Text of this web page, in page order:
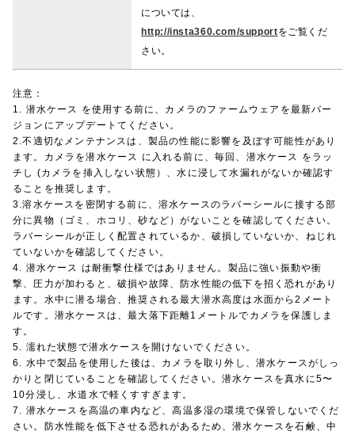
については、
http://insta360.com/supportをご覧くだ
さい。
注意：
1. 潜水ケース を使用する前に、カメラのファームウェアを最新バー
ジョンにアップデートてください。
2.不適切なメンテナンスは、製品の性能に影響を及ぼす可能性があり
ます。カメラを潜水ケース に入れる前に、毎回、潜水ケース をラッ
チし (カメラを挿入しない状態）、水に浸して水漏れがないか確認す
ることを推奨します。
3.溶水ケースを密閉する前に、溶水ケースのラバーシールに接する部
分に異物（ゴミ、ホコリ、砂など）がないことを確認してください。
ラバーシールが正しく配置されているか、破損していないか、ねじれ
ていないかを確認してください。
4. 潜水ケース は耐衝撃仕様ではありません。製品に強い振動や衝
撃、圧力が加わると、破損や故障、防水性能の低下を招く恐れがあり
ます。水中に潜る場合、推奨される最大潜水高度は水面から2メート
ルです。潜水ケースは、最大落下距離1メートルでカメラを保護しま
す。
5. 濡れた状態で潜水ケースを開けないでください。
6. 水中で製品を使用した後は、カメラを取り外し、潜水ケースがしっ
かりと閉じていることを確認してください。潜水ケースを真水に5〜
10分浸し、水道水で軽くすすぎます。
7. 潜水ケースを高温の車内など、高温多湿の環境で保管しないでくだ
さい。防水性能を低下させる恐れがあるため、潜水ケースを石鹸、中